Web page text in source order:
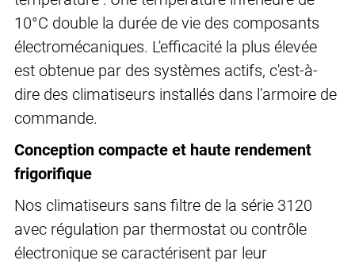
10°C double la durée de vie des composants
électromécaniques. L'efficacité la plus élevée
est obtenue par des systèmes actifs, c'est-à-
dire des climatiseurs installés dans l'armoire de
commande.
Conception compacte et haute rendement
frigorifique
Nos climatiseurs sans filtre de la série 3120
avec régulation par thermostat ou contrôle
électronique se caractérisent par leur